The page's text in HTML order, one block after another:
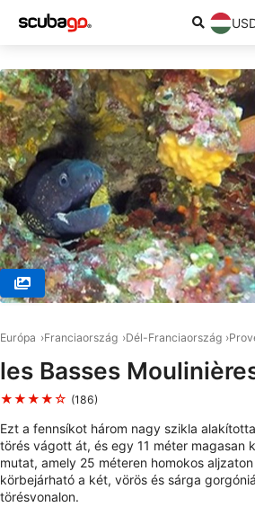
Európa Franciaország Dél-Franciaország
les Basses
★★★★☆ (186)
Ezt a fennsíkot három nagy szikla
törés vágott át, és egy 11 méter magasan
mutat, amely 25 méteren homokos
körbejárható a két, vörös és sárga
törésvonalon.